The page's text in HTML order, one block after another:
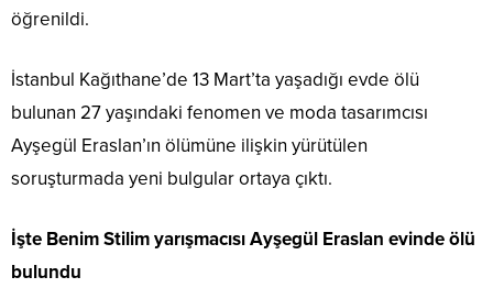
öğrenildi.
İstanbul Kağıthane’de 13 Mart’ta yaşadığı evde ölü
bulunan 27 yaşındaki fenomen ve moda tasarımcısı
Ayşegül Eraslan’ın ölümüne ilişkin yürütülen
soruşturmada yeni bulgular ortaya çıktı.
İşte Benim Stilim yarışmacısı Ayşegül Eraslan evinde ölü
bulundu